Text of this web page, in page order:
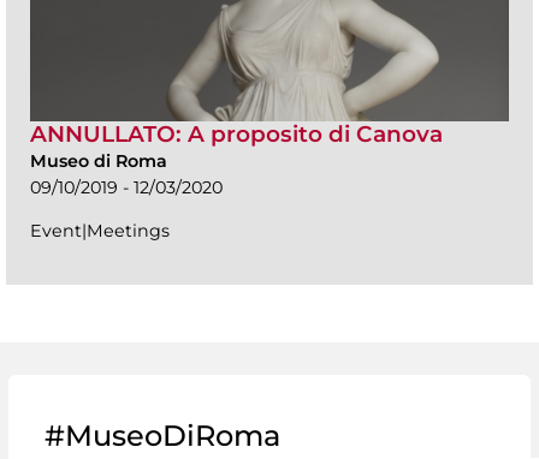
ANNULLATO: A proposito di Canova
Museo di Roma
09/10/2019 - 12/03/2020
Event|Meetings
#MuseoDiRoma